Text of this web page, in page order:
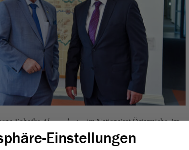
SobotkaAbgeordneterim Nationalrat Österreichs. Im
er zum Vorsitzenden der ersten Kammer des
und im Oktober 2019 wiedergewählt. Im Rahmen
Einstellungen